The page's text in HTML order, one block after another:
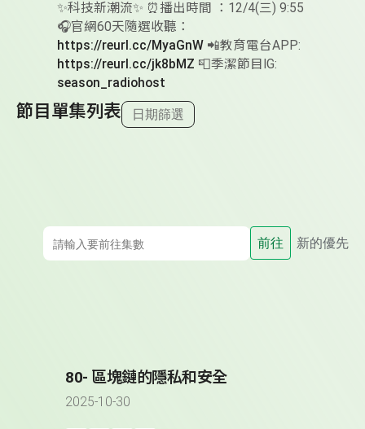
✨科技新潮流✨ ⏰播出時間 ：12/4(三) 9:55
🎧官網60天隨選收聽：
https://reurl.cc/MyaGnW 📲教育電台APP:
https://reurl.cc/jk8bMZ 📮季潔節目IG:
season_radiohost
節目單集列表 日期篩選
前往 新的優先
80- 區塊鏈的隱私和安全
2025-10-30